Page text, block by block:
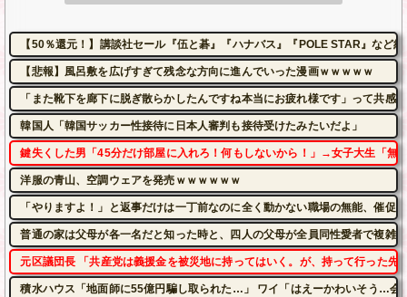
【50％還元！】講談社セール『伍と碁』『ハナバス』『POLE STAR』など
【悲報】風呂敷を広げすぎて残念な方向に進んでいった漫画ｗｗｗｗｗ
「また靴下を廊下に脱ぎ散らかしたんですね本当にお疲れ様です」って共感
韓国人「韓国サッカー性接待に日本人審判も接待受けたみたいだよ」
鍵失くした男「45分だけ部屋に入れろ！何もしないから！」→女子大生「
洋服の青山、空調ウェアを発売ｗｗｗｗｗｗ
「やりますよ！」と返事だけは一丁前なのに全く動かない職場の無能、催
普通の家は父母が各一名だと知った時と、四人の父母が全員同性愛者で複雑
元区議団長 「共産党は義援金を被災地に持ってはいく。が、持って行った先
積水ハウス「地面師に55億円騙し取られた…」 ワイ「はえーかわいそう…会